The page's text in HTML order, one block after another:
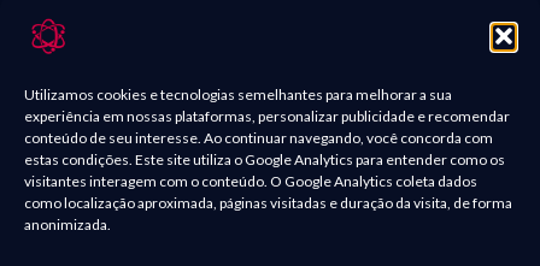
Utilizamos cookies e tecnologias semelhantes para melhorar a sua
experiência em nossas plataformas, personalizar publicidade e recomendar
conteúdo de seu interesse. Ao continuar navegando, você concorda com
estas condições. Este site utiliza o Google Analytics para entender como os
visitantes interagem com o conteúdo. O Google Analytics coleta dados
como localização aproximada, páginas visitadas e duração da visita, de forma
anonimizada.
Contato
Política de Comentários
Política de Privacidade
Termos e condições